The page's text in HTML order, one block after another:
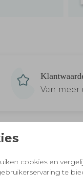
cookies en
te
Van meer
winkelen en